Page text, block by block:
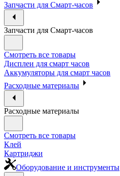
Запчасти для Смарт-часов
Запчасти для Смарт-часов
Смотреть все товары
Дисплеи для смарт часов
Аккумуляторы для смарт часов
Расходные материалы
Расходные материалы
Смотреть все товары
Клей
Картриджи
Оборудование и инструменты